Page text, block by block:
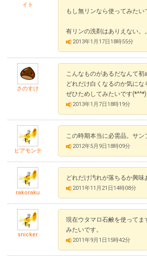
イト
もし無リンなら使ってみたい
有リンの洗剤はありえない。
2013年1月17日18時55分
さのすけ
こんなものがあるだなんて初
どれだけ白くなるのか気にな
ぜひためしてみたいです(*^^*)
2013年1月7日18時19分
ピアモンテ
この時期本当に必需品。サン
2012年5月9日18時09分
rakoraku
どれだけ汚れが落ちるか興
2011年11月21日14時08分
snicker
現在ウタマロ石鹸を使って
みたいです。
2011年9月1日15時42分